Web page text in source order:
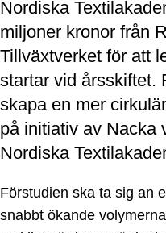
Nordiska
miljoner kronor från
Tillväxtverket för att
startar vid årsskiftet.
skapa en mer
på initiativ av Nacka
Nordiska
Förstudien ska ta sig an
snabbt ökande